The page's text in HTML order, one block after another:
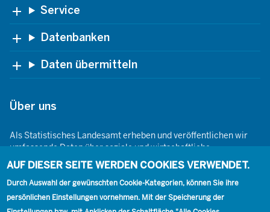
Footer Service
Datenbanken
Daten übermitteln
Über uns
Als Statistisches Landesamt erheben und veröffentlichen wir
umfassende Daten über soziale und wirtschaftliche
Gegebenheiten. Dabei sind wir den Grundsätzen der Neutralität,
Objektivität, wissenschaftlichen Unabhängigkeit und der
statistischen Geheimhaltung verpflichtet.
AUF DIESER SEITE WERDEN COOKIES VERWENDET.
Durch Auswahl der gewünschten Cookie-Kategorien, können Sie ihre
persönlichen Einstellungen vornehmen. Mit der Speicherung der